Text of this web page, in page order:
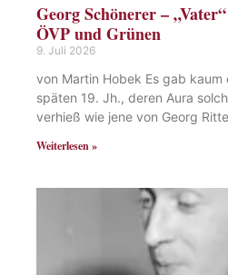
Georg Schönerer –
ÖVP und Grünen
9. Juli 2026
von Martin Hobek Es gab kaum
späten 19. Jh., deren Aura
verhieß wie jene von Georg
Weiterlesen »